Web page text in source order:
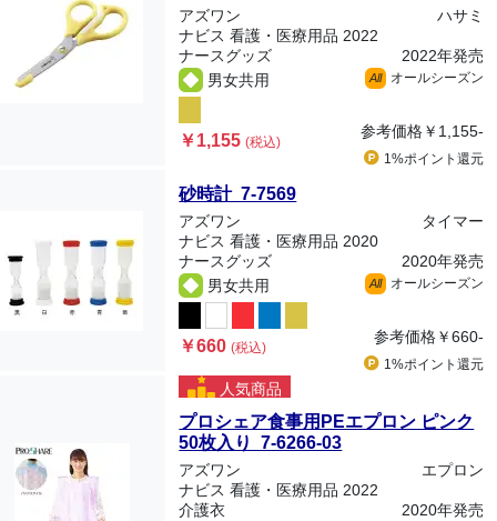
アズワン
ハサミ
ナビス 看護・医療用品 2022
ナースグッズ
2022年発売
男女共用
All オールシーズン
￥1,155(税込)
参考価格￥1,155-
1%ポイント 還元
砂時計 7-7569
アズワン
タイマー
ナビス 看護・医療用品 2020
ナースグッズ
2020年発売
男女共用
All オールシーズン
￥660(税込)
参考価格￥660-
1%ポイント 還元
人気商品
プロシェア食事用PEエプロン ピンク
50枚入り 7-6266-03
アズワン
エプロン
ナビス 看護・医療用品 2022
介護衣
2020年発売